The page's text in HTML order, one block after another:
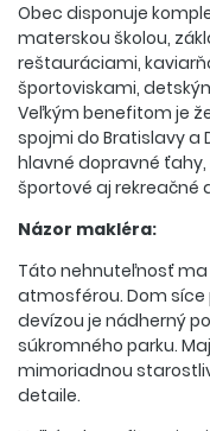
Obec disponuje
materskou školou,
reštauráciami,
športoviskami,
Veľkým benefitom je
spojmi do Bratislavy a
hlavné dopravné
športové aj rekreačné
Názor makléra:
Táto nehnuteľnosť ma
atmosférou. Dom síce
devízou je nádherný
súkromného parku.
mimoriadnou
detaile.